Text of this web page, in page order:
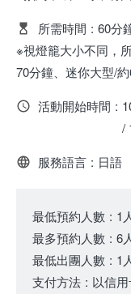
所需時間 : 60分
※視燈籠大小不同，
70分鐘、迷你大型/
活動開始時間 :
/
服務語言 : 日語
最低預約人數 : 1
最多預約人數 : 6
最低出團人數 : 1
支付方法 : 以信